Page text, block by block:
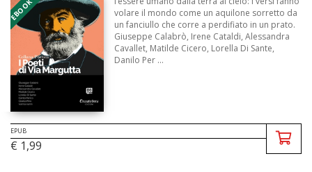
volare il mondo come un aquilone sorretto da
un fanciullo che corre a perdifiato in un prato.
Giuseppe Calabrò, Irene Cataldi, Alessandra
Cavallet, Matilde Cicero, Lorella Di Sante,
Danilo Per ...
EPUB
€ 1,99